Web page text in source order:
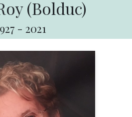
(Bolduc)
- 2021